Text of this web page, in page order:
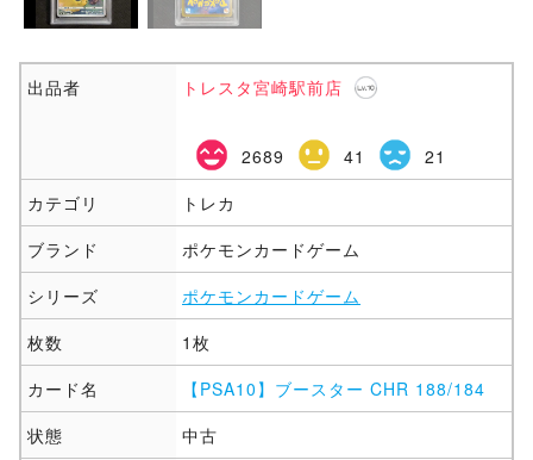
出品者 トレスタ宮崎駅前店
2689 41
21
カテゴリ
トレカ
ブランド
ポケモンカードゲーム
シリーズ
ポケモンカードゲーム
枚数
1枚
カード名
【PSA10】ブースター CHR 188/184
状態
中古